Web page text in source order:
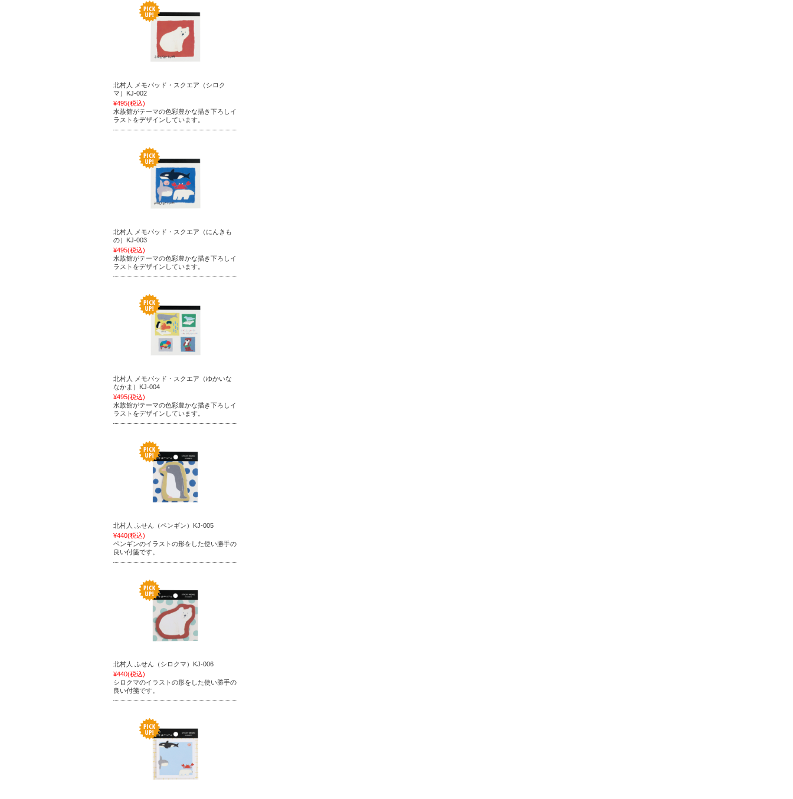
北村人 メモパッド・スクエア（シロク
マ）KJ-002
¥495(税込)
水族館がテーマの色彩豊かな描き下ろしイ
ラストをデザインしています。
北村人 メモパッド・スクエア（にんきも
の）KJ-003
¥495(税込)
水族館がテーマの色彩豊かな描き下ろしイ
ラストをデザインしています。
北村人 メモパッド・スクエア（ゆかいな
なかま）KJ-004
¥495(税込)
水族館がテーマの色彩豊かな描き下ろしイ
ラストをデザインしています。
北村人 ふせん（ペンギン）KJ-005
¥440(税込)
ペンギンのイラストの形をした使い勝手の
良い付箋です。
北村人 ふせん（シロクマ）KJ-006
¥440(税込)
シロクマのイラストの形をした使い勝手の
良い付箋です。